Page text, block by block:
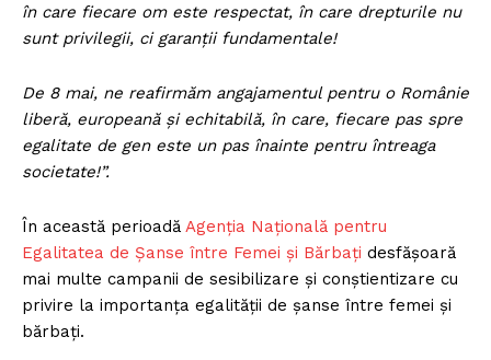
în care fiecare om este respectat, în care drepturile nu
sunt privilegii, ci garanții fundamentale!
De 8 mai, ne reafirmăm angajamentul pentru o Românie
liberă, europeană și echitabilă, în care, fiecare pas spre
egalitate de gen este un pas înainte pentru întreaga
societate!”.
În această perioadă Agenția Națională pentru
Egalitatea de Șanse între Femei și Bărbați desfășoară
mai multe campanii de sesibilizare și conștientizare cu
privire la importanța egalității de șanse între femei și
bărbați.